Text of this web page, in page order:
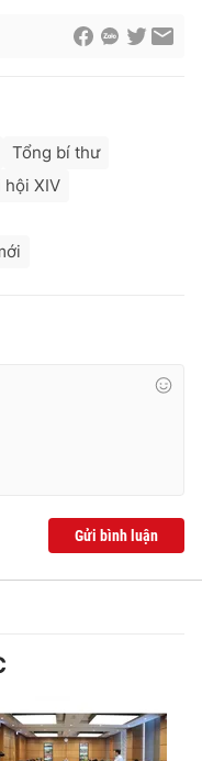
Tổng bí thư
hội XIV
Gửi bình luận